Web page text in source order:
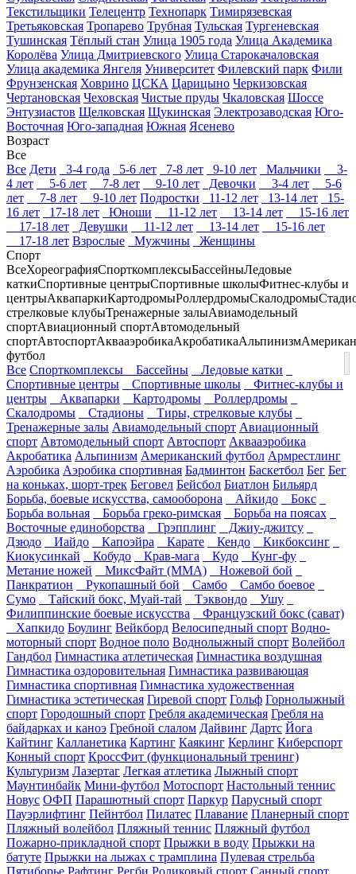
Текстильщики Телецентр Технопарк Тимирязевская
Третьяковская Тропарево Трубная Тульская Тургеневская
Тушинская Тёплый стан Улица 1905 года Улица Академика
Королёва Улица Дмитриевского Улица Старокачаловская
Улица академика Янгеля Университет Филевский парк Фили
Фрунзенская Ховрино ЦСКА Царицыно Черкизовская
Чертановская Чеховская Чистые пруды Чкаловская Шоссе
Энтузиастов Щелковская Щукинская Электрозаводская Юго-
Восточная Юго-западная Южная Ясенево
Возраст
Все
Все Дети 3-4 года 5-6 лет 7-8 лет 9-10 лет Мальчики
3-
4 лет
5-6 лет 7-8 лет 9-10 лет Девочки 3-4 лет
5-6
лет
7-8 лет 9-10 лет Подростки 11-12 лет 13-14 лет
15-
16 лет
17-18 лет Юноши 11-12 лет 13-14 лет
15-16 лет
17-18 лет
Девушки 11-12 лет 13-14 лет
15-16 лет
17-18 лет Взрослые Мужчины
Женщины
Спорт
ВсеХореографияСпорткомплексыБассейныЛедовые
каткиСпортивные центрыСпортивные школыФитнес-клубы и
центрыАквапаркиКартодромыРоллердромыСкалодромы
стрелковые клубыТренажерные залыАвиамодельный
спортАвиационный спортАвтомодельный
спортАвтоспортАквааэробикаАкробатикаАльпинизм
футбол
Все Спорткомплексы Бассейны
Ледовые катки
Спортивные центры
Спортивные школы
Фитнес-клубы и
центры
Аквапарки Картодромы
Роллердромы
Скалодромы
Стадионы
Тиры, стрелковые клубы
Тренажерные залы Авиамодельный спорт Авиационный
спорт Автомодельный спорт Автоспорт Аквааэробика
Акробатика Альпинизм Американский футбол Армрестлинг
Аэробика Аэробика спортивная Бадминтон Баскетбол Бег Бег
на коньках, шорт-трек Беговел Бейсбол Биатлон Бильярд
Борьба, боевые искусства, самооборона
Айкидо
Бокс
Борьба вольная
Борьба греко-римская
Борьба на поясах
Восточные единоборства
Грэпплинг
Джиу-джитсу
Дзюдо
Иайдо Капоэйра Карате Кендо
Кикбоксинг
Киокусинкай
Кобудо Крав-мага Кудо
Кунг-фу
Метание ножей
МиксФайт (ММА)
Ножевой бой
Панкратион
Рукопашный бой Самбо
Самбо боевое
Сумо
Тайский бокс, Муай-тай Тэквондо
Ушу
Филиппинские боевые искусства
Французский бокс (сават)
Хапкидо Боулинг Вейкборд Велосипедный спорт Водно-
моторный спорт Водное поло Воднолыжный спорт Волейбол
Гандбол Гимнастика атлетическая Гимнастика воздушная
Гимнастика оздоровительная Гимнастика развивающая
Гимнастика спортивная Гимнастика художественная
Гимнастика эстетическая Гиревой спорт Гольф Горнолыжный
спорт Городошный спорт Гребля академическая Гребля на
байдарках и каноэ Гребной слалом Дайвинг Дартс Йога
Кайтинг Калланетика Картинг Каякинг Керлинг Киберспорт
Конный спорт КроссФит (функциональный тренинг)
Культуризм Лазертаг Легкая атлетика Лыжный спорт
Маунтинбайк Мини-футбол Мотоспорт Настольный теннис
Новус ОФП Парашютный спорт Паркур Парусный спорт
Пауэрлифтинг Пейнтбол Пилатес Плавание Планерный спорт
Пляжный волейбол Пляжный теннис Пляжный футбол
Пожарно-прикладной спорт Прыжки в воду Прыжки на
батуте Прыжки на лыжах с трамплина Пулевая стрельба
Пятиборье Рафтинг Регби Роликовый спорт Санный спорт